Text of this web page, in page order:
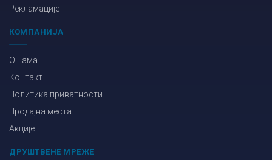
Рекламације
КОМПАНИЈА
О нама
Контакт
Политика приватности
Продајна места
Акције
ДРУШТВЕНЕ МРЕЖЕ